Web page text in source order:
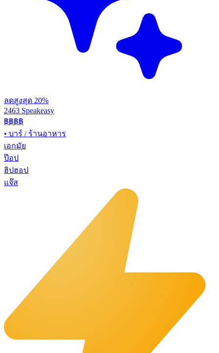
ลดสูงสุด 20%
2463 Speakeasy
฿฿฿฿
• บาร์ / ร้านอาหาร
เอกมัย
ป๊อป
ฮิปฮอป
แจ๊ส